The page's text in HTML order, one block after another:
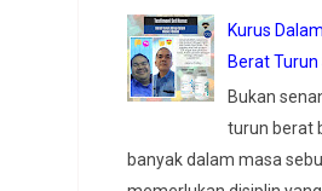
Kurus
Berat
Bukan
turun berat
banyak dalam masa